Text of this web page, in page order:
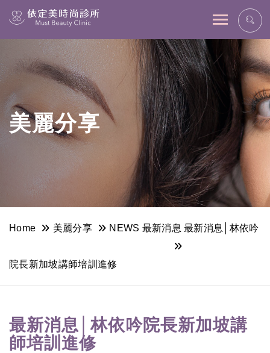
網站主選單
美麗分享
Home 美麗分享 NEWS 最新消息 最新消息│林依吟
院長新加坡講師培訓進修
最新消息│林依吟院長新加坡講
師培訓進修